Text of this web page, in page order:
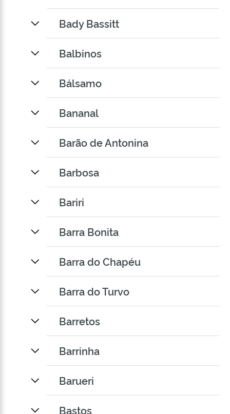
Bady Bassitt
Balbinos
Bálsamo
Bananal
Barão de Antonina
Barbosa
Bariri
Barra Bonita
Barra do Chapéu
Barra do Turvo
Barretos
Barrinha
Barueri
Bastos